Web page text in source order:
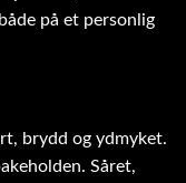
på et personlig
brydd og ydmyket.
Såret,